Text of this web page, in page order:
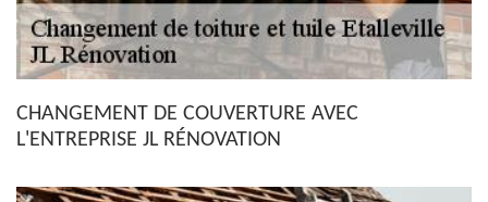
CHANGEMENT DE COUVERTURE AVEC
L'ENTREPRISE JL RÉNOVATION